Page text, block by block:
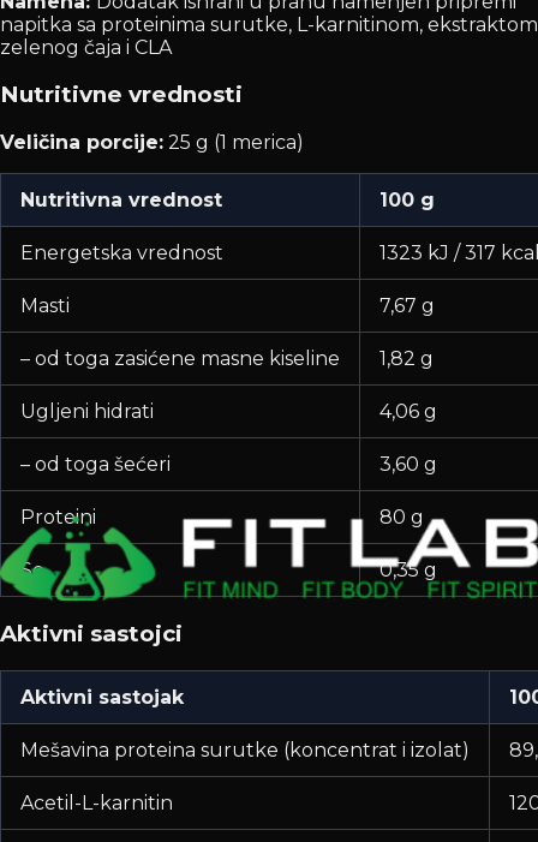
napitka sa proteinima surutke, L-karnitinom, ekstraktom
zelenog čaja i CLA
Nutritivne vrednosti
Veličina porcije: 25 g (1 merica)
Nutritivna vrednost 100 g
Energetska vrednost 1323 kJ / 317
Masti 7,67 g
– od toga zasićene masne kiseline 1,82 g
Ugljeni hidrati 4,06 g
– od toga šećeri 3,60 g
Proteini 80 g
So 0,35 g
Aktivni sastojci
Aktivni sastojak
Mešavina proteina surutke (koncentrat i izolat)
Acetil-L-karnitin